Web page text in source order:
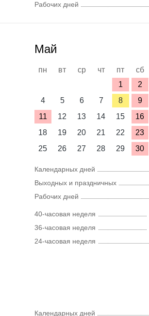
Рабочих дней
Май
пн вт ср чт пт сб
1
2
4
5 6 7 8 9
11
12 13 14 15 16
18
19 20 21 22 23
25
26 27 28 29 30
Календарных дней
Выходных и праздничных
Рабочих дней
40-часовая неделя
36-часовая неделя
24-часовая неделя
Календарных дней